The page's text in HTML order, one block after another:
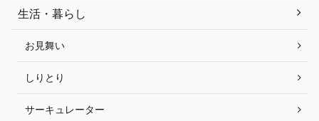
生活・暮らし
お見舞い
しりとり
サーキュレーター